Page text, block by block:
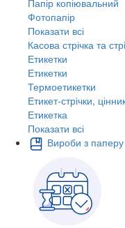
Фотопапір
Показати всі
Касова стрічка та
Етикетки
Етикетки
Термоетикетки
Етикет-стрічки,
Етикетка
Показати всі
Вироби з паперу